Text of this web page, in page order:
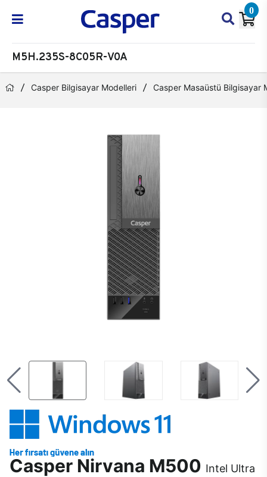
0
M5H.235S-8C05R-V0A
Casper Bilgisayar Modelleri Casper Masaüstü Bilgisayar
Casper Nirvana M500 Intel Ultra